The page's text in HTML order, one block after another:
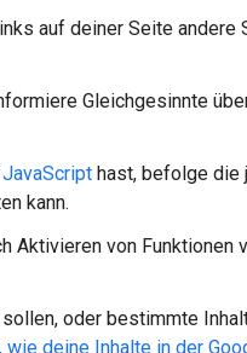
auf deiner Seite
Gleichgesinnte
JavaScript hast, befolge die
kann.
Aktivieren von Funktionen
sollen, oder bestimmte
wie deine Inhalte in der